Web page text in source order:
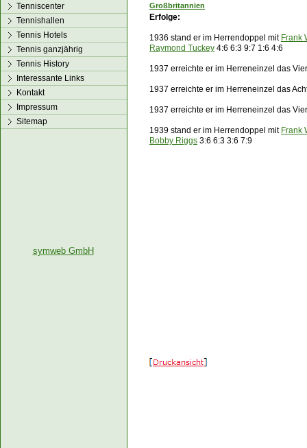
Großbritannien
Erfolge:
1936 stand er im Herrendoppel mit Frank
Raymond Tuckey 4:6 6:3 9:7 1:6 4:6
1937 erreichte er im Herreneinzel das
1937 erreichte er im Herreneinzel das
1937 erreichte er im Herreneinzel das
1939 stand er im Herrendoppel mit Frank
Bobby Riggs 3:6 6:3 3:6 7:9
Tenniscenter
Tennishallen
Tennis Hotels
Tennis ganzjährig
Tennis History
Interessante Links
Kontakt
Impressum
Sitemap
symweb GmbH